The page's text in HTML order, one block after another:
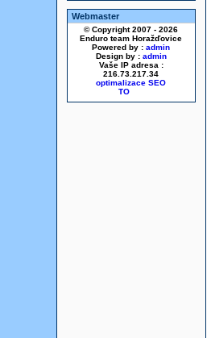
Webmaster
© Copyright 2007 - 2026
Enduro team Horažďovice
Powered by : admin
Design by : admin
Vaše IP adresa :
216.73.217.34
optimalizace SEO